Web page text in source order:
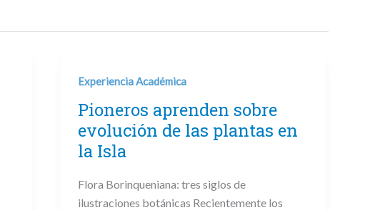
Experiencia Académica
Pioneros aprenden sobre
evolución de las plantas en
la Isla
Flora Borinqueniana: tres siglos de
ilustraciones botánicas Recientemente los